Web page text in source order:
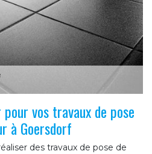
vos travaux de pose
à Goersdorf
des travaux de pose de